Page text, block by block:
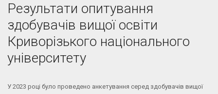
Результати опитування
здобувачів вищої освіти
Криворізького національного
університету
У 2023 році було проведено анкетування серед здобувачів вищої